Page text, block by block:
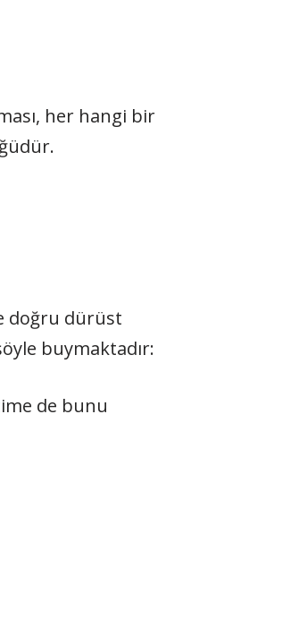
her hangi bir
doğru dürüst
buy­maktadır:
de bunu